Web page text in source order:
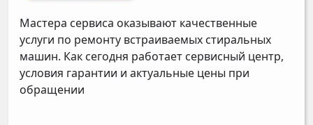
Мастера сервиса оказывают качественные
услуги по ремонту встраиваемых стиральных
машин. Как сегодня работает сервисный центр,
условия гарантии и актуальные цены при
обращении